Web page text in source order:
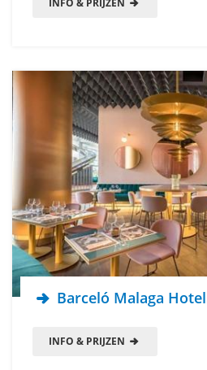
Barceló Malaga
INFO & PRIJZEN